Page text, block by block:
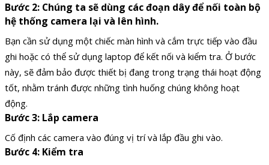
Bước 2: Chúng ta sẽ dùng các đoạn dây để nối toàn bộ
hệ thống camera lại và lên hình.
Bạn cần sử dụng một chiếc màn hình và cắm trực tiếp vào đầu
ghi hoặc có thể sử dụng laptop để kết nối và kiểm tra. Ở bước
này, sẽ đảm bảo được thiết bị đang trong trạng thái hoạt động
tốt, nhằm tránh được những tình huống chúng không hoạt
động.
Bước 3: Lắp camera
Cố định các camera vào đúng vị trí và lắp đầu ghi vào.
Bước 4: Kiểm tra